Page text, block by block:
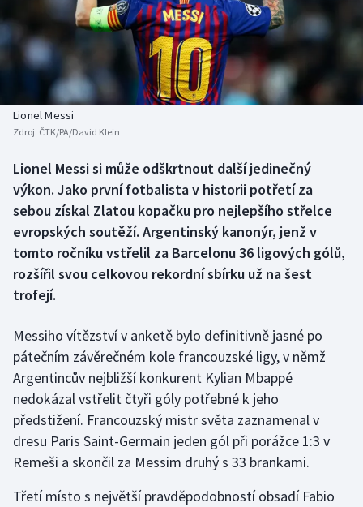
Americký fotbal
Baseball a softbal
Basketbal
Biatlon
Boby a skeleton
Box
Curling
Dostihy
Florbal
Futsal
Golf
Gymnastika
Házená
NEPŘEHLÉDNĚTE
Soutěže
Historické návraty
Aplikace ČT sport
AZ kvíz
Lionel Messi
Zdroj: ČTK/PA/David Klein
Lionel Messi si může odškrtnout další jedinečný
výkon. Jako první fotbalista v historii potřetí za
sebou získal Zlatou kopačku pro nejlepšího střelce
evropských soutěží. Argentinský kanonýr, jenž v
tomto ročníku vstřelil za Barcelonu 36 ligových gólů,
rozšířil svou celkovou rekordní sbírku už na šest
trofejí.
Messiho vítězství v anketě bylo definitivně jasné po
pátečním závěrečném kole francouzské ligy, v němž
Argentincův nejbližší konkurent Kylian Mbappé
nedokázal vstřelit čtyři góly potřebné k jeho
předstižení. Francouzský mistr světa zaznamenal v
dresu Paris Saint-Germain jeden gól při porážce 1:3 v
Remeši a skončil za Messim druhý s 33 brankami.
Třetí místo s největší pravděpodobností obsadí Fabio